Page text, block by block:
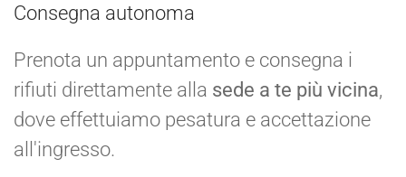
Consegna autonoma
Prenota un appuntamento e consegna i
rifiuti direttamente alla sede a te più vicina,
dove effettuiamo pesatura e accettazione
all'ingresso.